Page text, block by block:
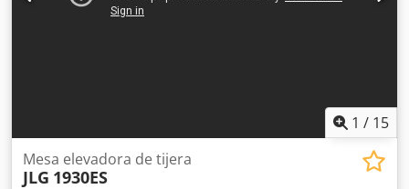
1 / 15
Mesa elevadora de tijera
JLG 1930ES